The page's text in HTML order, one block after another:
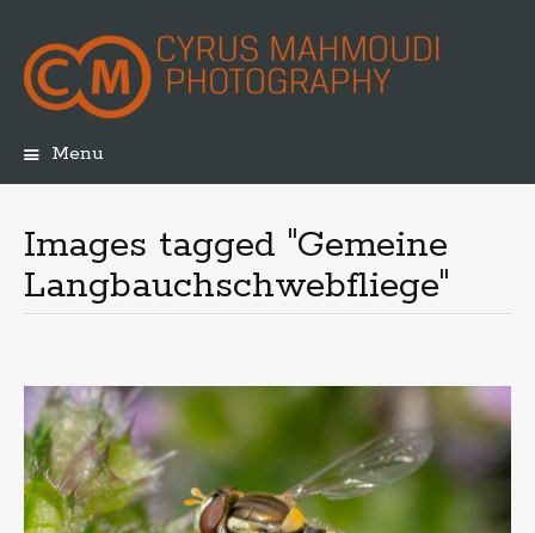
Menu
Images tagged "Gemeine
Langbauchschwebfliege"